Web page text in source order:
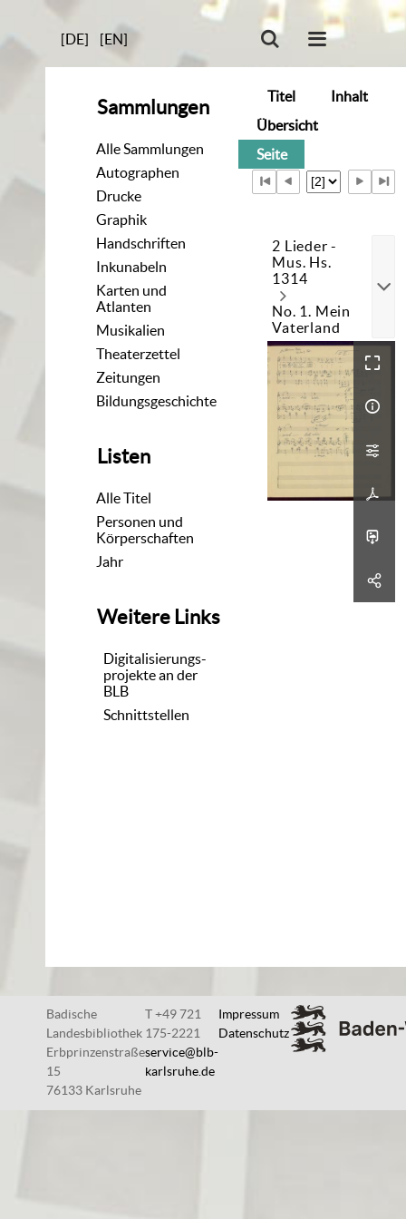
[DE] [EN]
Sammlungen
Alle Sammlungen
Autographen
Drucke
Graphik
Handschriften
Inkunabeln
Karten und
Atlanten
Musikalien
Theaterzettel
Zeitungen
Bildungsgeschichte
Listen
Alle Titel
Personen und
Körperschaften
Jahr
Weitere Links
Digitalisierungs-
projekte an der
BLB
Schnittstellen
Titel
Inhalt
Übersicht
Seite
2 Lieder -
Mus. Hs.
1314
No. 1. Mein
Vaterland
Badische
Landesbibliothek
Erbprinzenstraße
15
76133 Karlsruhe
T +49 721
175-2221
service@blb-
karlsruhe.de
Impressum
Datenschutz